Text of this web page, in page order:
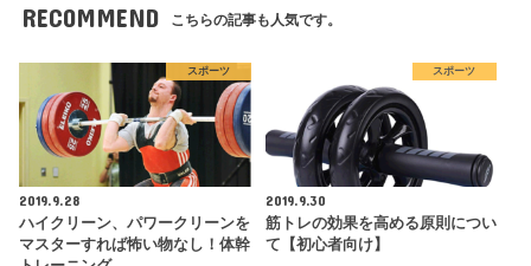
RECOMMEND こちらの記事も人気です。
スポーツ
2019.9.28
ハイクリーン、パワークリーンを
マスターすれば怖い物なし！体幹
スポーツ
2019.9.30
筋トレの効果を高める原則につい
て【初心者向け】